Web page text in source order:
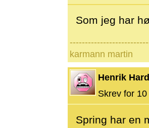
Som jeg har
karmann martin
Henrik
Skrev for
Spring har en